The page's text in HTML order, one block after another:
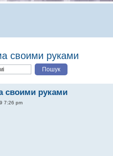
своими руками
своими руками
7:26 pm